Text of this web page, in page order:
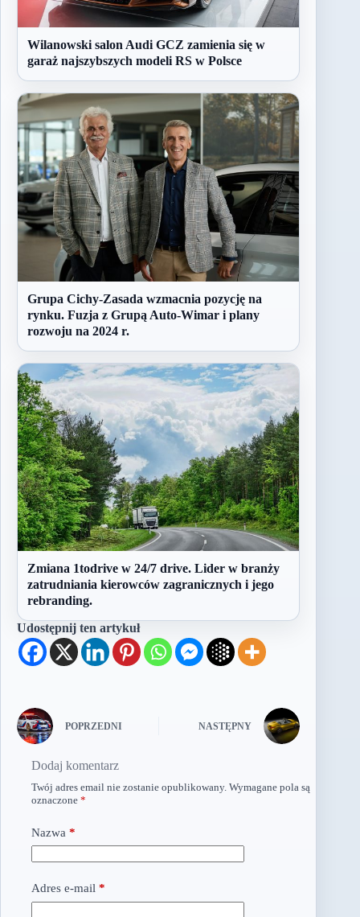
Wilanowski salon Audi GCZ zamienia się w
garaż najszybszych modeli RS w Polsce
Grupa Cichy-Zasada wzmacnia pozycję na
rynku. Fuzja z Grupą Auto-Wimar i plany
rozwoju na 2024 r.
Zmiana 1todrive w 24/7 drive. Lider w branży
zatrudniania kierowców zagranicznych i jego
rebranding.
Udostępnij ten artykuł
POPRZEDNI NASTĘPNY
Dodaj komentarz
Twój adres email nie zostanie opublikowany. Wymagane pola są
oznaczone *
Nazwa *
Adres e-mail *